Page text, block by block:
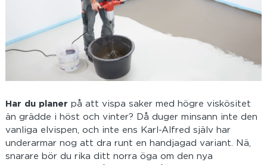
Har du planer på att vispa saker med högre viskösitet
än grädde i höst och vinter? Då duger minsann inte den
vanliga elvispen, och inte ens Karl-Alfred själv har
underarmar nog att dra runt en handjagad variant. Nä,
snarare bör du rika ditt norra öga om den nya